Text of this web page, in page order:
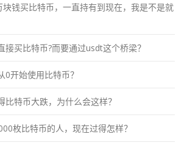
钱买比特币，一直持有到现在，我是不是就
接买比特币?而要通过usdt这个桥梁？
开始使用比特币？
特币大跌，为什么会这样？
枚比特币的人，现在过得怎样？